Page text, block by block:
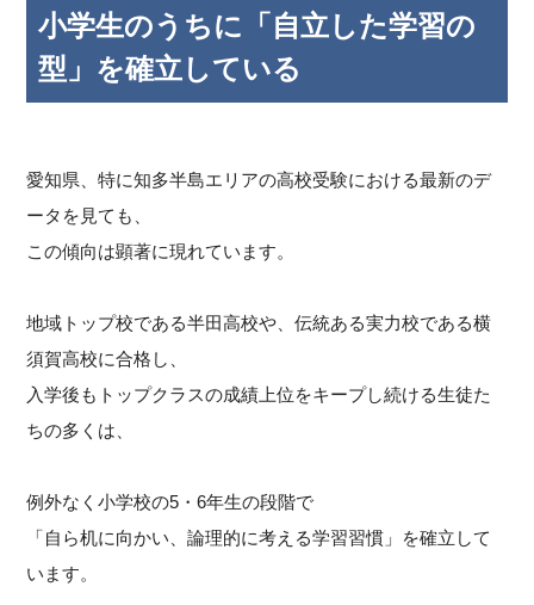
小学生のうちに「自立した学習の
型」を確立している
愛知県、特に知多半島エリアの高校受験における最新のデ
ータを見ても、
この傾向は顕著に現れています。
地域トップ校である半田高校や、伝統ある実力校である横
須賀高校に合格し、
入学後もトップクラスの成績上位をキープし続ける生徒た
ちの多くは、
例外なく小学校の5・6年生の段階で
「自ら机に向かい、論理的に考える学習習慣」を確立して
います。